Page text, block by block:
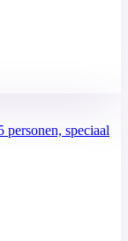
speciaal